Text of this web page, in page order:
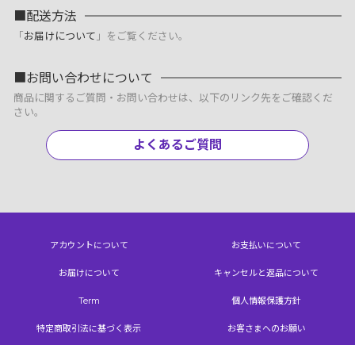
配送方法
「お届けについて 」をご覧ください。
お問い合わせについて
商品に関するご質問・お問い合わせは、以下のリンク先をご確認くだ
さい。
よくあるご質問
アカウントについて お支払いについて
お届けについて キャンセルと返品について
Term 個人情報保護方針
特定商取引法に基づく表示 お客さまへのお願い